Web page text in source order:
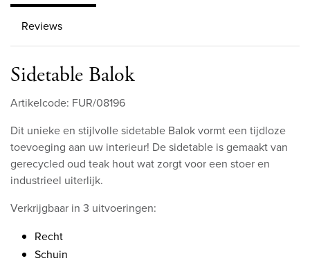
Reviews
Sidetable Balok
Artikelcode: FUR/08196
Dit unieke en stijlvolle sidetable Balok vormt een tijdloze
toevoeging aan uw interieur! De sidetable is gemaakt van
gerecycled oud teak hout wat zorgt voor een stoer en
industrieel uiterlijk.
Verkrijgbaar in 3 uitvoeringen:
Recht
Schuin